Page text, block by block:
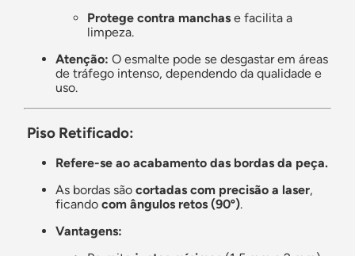
Protege contra manchas e facilita a
limpeza.
Atenção: O esmalte pode se desgastar em áreas
de tráfego intenso, dependendo da qualidade e
uso.
Piso Retificado:
Refere-se ao acabamento das bordas da peça.
As bordas são cortadas com precisão a laser,
ficando com ângulos retos (90º).
Vantagens: